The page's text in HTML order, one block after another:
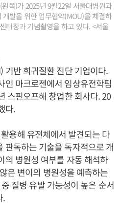
쪽)가 2025년 9월22일 서울대병원과
발을 위한 업무협약(MOU)을 체결하
터장과 기념촬영을 하고 있다. <서울
기반 희귀질환 진단 기업이다.
인 마크로젠에서 임상유전학팀
스핀오프해 창업한 회사다. 20
다.
용해 유전체에서 발견되는 다
판독하는 기술을 독자적으로 개
의 병원성 여부를 자동 해석하
은 변이의 병원성을 예측하는
질병 유발 가능성이 높은 순서
.